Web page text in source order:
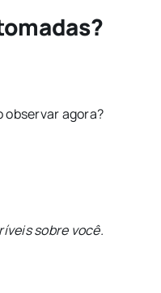
observar agora?
sobre você.